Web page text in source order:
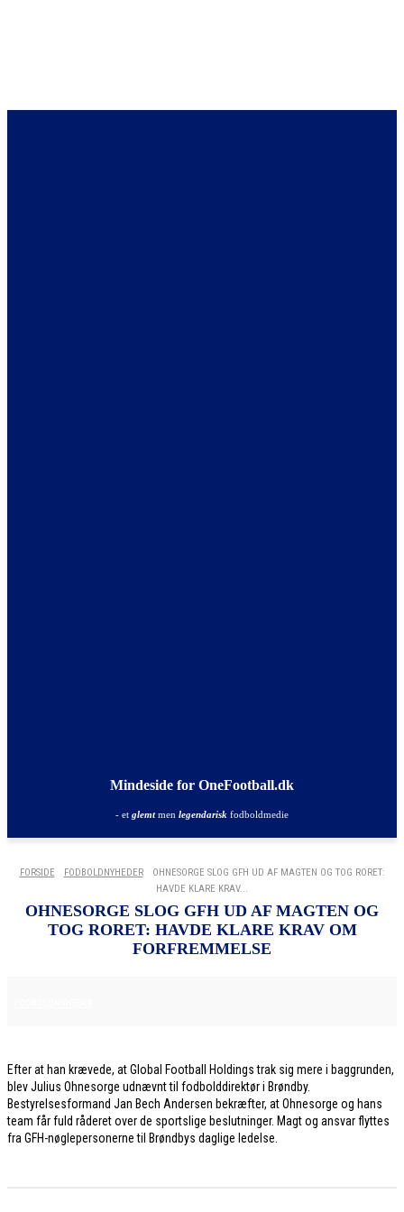
Mindeside for OneFootball.dk
- et glemtmen legendarisk fodboldmedie
FORSIDE FODBOLDNYHEDER
OHNESORGE SLOG GFH UD AF MAGTEN OG TOG RORET:
HAVDE KLARE KRAV...
OHNESORGE SLOG GFH UD AF MAGTEN OG
TOG RORET: HAVDE KLARE KRAV OM
FORFREMMELSE
Efter at han krævede, at Global Football Holdings trak sig mere i baggrunden,
blev Julius Ohnesorge udnævnt til fodbolddirektør i Brøndby.
Bestyrelsesformand Jan Bech Andersen bekræfter, at Ohnesorge og hans
team får fuld råderet over de sportslige beslutninger. Magt og ansvar flyttes
fra GFH-nøglepersonerne til Brøndbys daglige ledelse.